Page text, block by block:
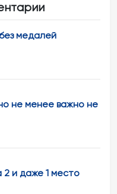
медалей
не менее важно не
и даже 1 место